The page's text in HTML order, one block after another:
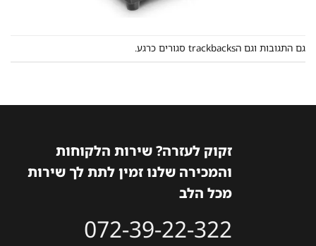
גם התגובות וגם הtrackbacks סגורים כרגע.
זקוק לעזרה? שירות הלקוחות
והמכירה שלנו זמין לתת לך שירות
מכל הלב
072-39-22-322